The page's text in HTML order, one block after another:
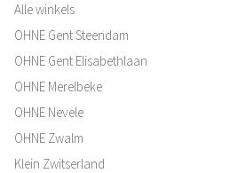
Alle winkels
OHNE Gent Steendam
OHNE Gent Elisabethlaan
OHNE Merelbeke
OHNE Nevele
OHNE Zwalm
Klein Zwitserland